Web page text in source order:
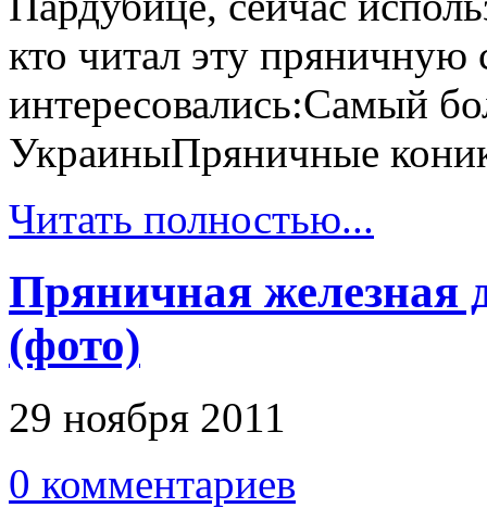
кто читал эту пряничную
интересовались:Самый
УкраиныПряничные
Читать полностью...
Пряничная железная
(фото)
29 ноября 2011
0 комментариев